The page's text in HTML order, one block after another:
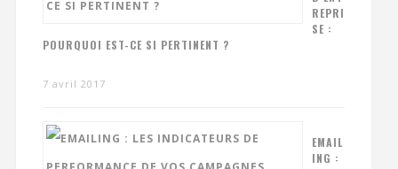
REPRI
SE :
POURQUOI EST-CE SI PERTINENT ?
7 avril 2017
EMAIL
ING :